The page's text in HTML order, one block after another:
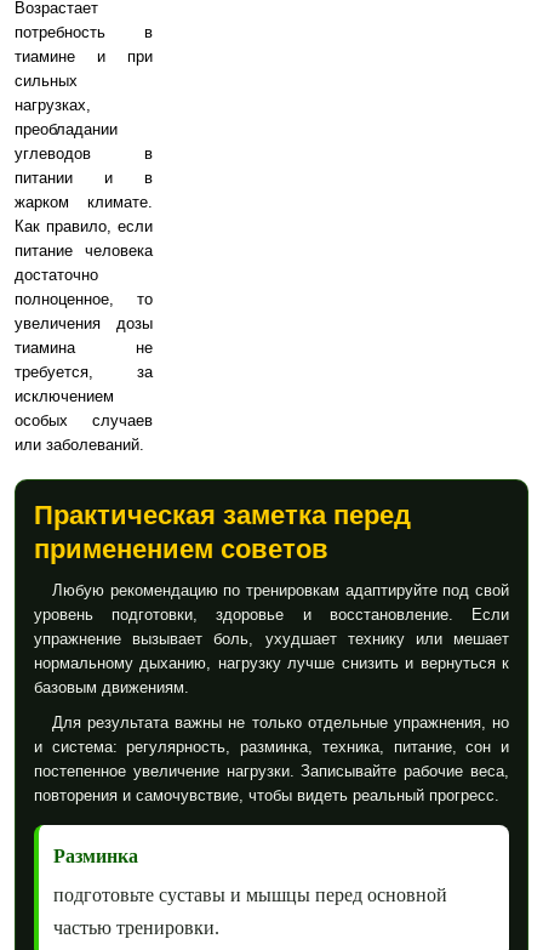
Возрастает
потребность в
тиамине и при
сильных
нагрузках,
преобладании
углеводов в
питании и в
жарком климате.
Как правило, если
питание человека
достаточно
полноценное, то
увеличения дозы
тиамина не
требуется, за
исключением
особых случаев
или заболеваний.
Практическая заметка перед
применением советов
Любую рекомендацию по тренировкам адаптируйте под свой
уровень подготовки, здоровье и восстановление. Если
упражнение вызывает боль, ухудшает технику или мешает
нормальному дыханию, нагрузку лучше снизить и вернуться к
базовым движениям.
Для результата важны не только отдельные упражнения, но
и система: регулярность, разминка, техника, питание, сон и
постепенное увеличение нагрузки. Записывайте рабочие веса,
повторения и самочувствие, чтобы видеть реальный прогресс.
Разминка
подготовьте суставы и мышцы перед основной
частью тренировки.